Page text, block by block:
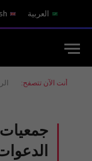
العربية
أنت الآن تتصفح:
جمعيات